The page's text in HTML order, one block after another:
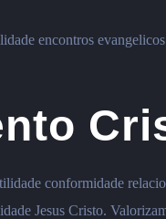
encontros
conformidade
Jesus Cristo.